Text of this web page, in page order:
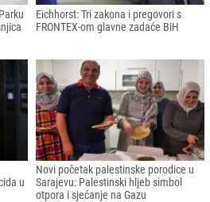
Eichhorst: Tri zakona i pregovori s
FRONTEX-om glavne zadaće BiH
u
Novi početak palestinske porodice u
Sarajevu: Palestinski hljeb simbol
otpora i sjećanje na Gazu